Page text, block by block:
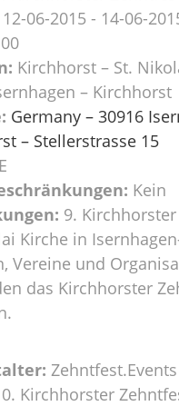
12-06-2015 - 14-06-
Kirchhorst – St.
– Kirchhorst
Germany – 30916
– Stellerstrasse 15
Kein
9.
Kirche in
Vereine und
das Kirchhorster
Zehntfest.Events
Kirchhorster